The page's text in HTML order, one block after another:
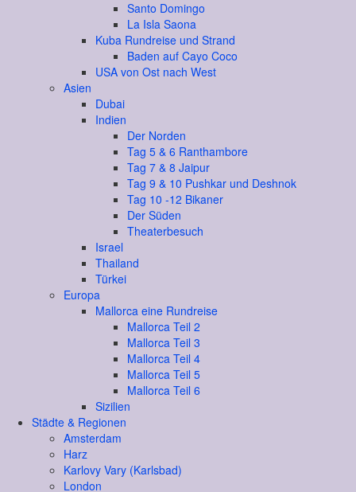
Santo Domingo
La Isla Saona
Kuba Rundreise und Strand
Baden auf Cayo Coco
USA von Ost nach West
Asien
Dubai
Indien
Der Norden
Tag 5 & 6 Ranthambore
Tag 7 & 8 Jaipur
Tag 9 & 10 Pushkar und Deshnok
Tag 10 -12 Bikaner
Der Süden
Theaterbesuch
Israel
Thailand
Türkei
Europa
Mallorca eine Rundreise
Mallorca Teil 2
Mallorca Teil 3
Mallorca Teil 4
Mallorca Teil 5
Mallorca Teil 6
Sizilien
Städte & Regionen
Amsterdam
Harz
Karlovy Vary (Karlsbad)
London